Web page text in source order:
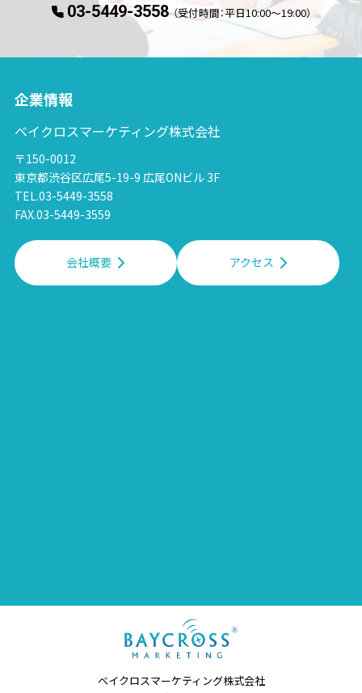
03-5449-3558 （受付時間：平日10:00〜19:00）
企業情報
ベイクロスマーケティング株式会社
〒150-0012
東京都渋谷区広尾5-19-9 広尾ONビル 3F
TEL.03-5449-3558
FAX.03-5449-3559
会社概要 アクセス
ベイクロスマーケティング株式会社